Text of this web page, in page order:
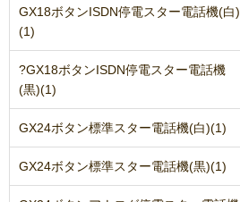
GX18ボタンISDN停電スター電話機(白)
(1)
?GX18ボタンISDN停電スター電話機
(黒)(1)
GX24ボタン標準スター電話機(白)(1)
GX24ボタン標準スター電話機(黒)(1)